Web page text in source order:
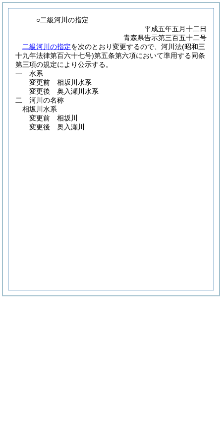
○二級河川の指定
平成五年五月十二日
青森県告示第三百五十二号
二級河川の指定を次のとおり変更するので、河川法(昭和三
十九年法律第百六十七号)第五条第六項において準用する同条
第三項の規定により公示する。
一 水系
変更前 相坂川水系
変更後 奥入瀬川水系
二 河川の名称
相坂川水系
変更前 相坂川
変更後 奥入瀬川